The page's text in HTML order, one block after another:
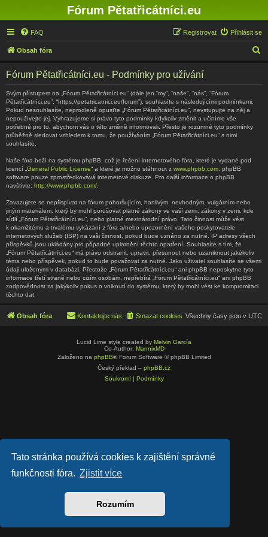
Tato stránka používá cookies k zajištění správné
funkčnosti fóra. Zjistit více
Rozumím
Fórum Pětatřicátníci.eu
FAQ Přihlásit se
Registrovat
Obsah fóra
Fórum Pětatřicátníci.eu - Podmínky pro užívání
Svým přístupem na „Fórum Pětatřicátníci.eu“ (dále jen “my”, “naše”, “nás”, “Fórum
Pětatřicátníci.eu”, “https://petatricatnici.eu/forum”), souhlasíte s následujícími podmínkami.
Pokud nesouhlasíte, neprodleně opusťte „Fórum Pětatřicátníci.eu“, nevstupujte na něj a
nepoužívejte jej. Vyhrazujeme si právo tyto podmínky kdykoliv změnit a učiníme vše
potřebné pro to, abychom vás o této změně informovali. Přesto je rozumné tyto podmínky
průběžně sledovat vzhledem k tomu, že používáním „Fórum Pětatřicátníci.eu“ s nimi
souhlasíte.
Naše fóra beží na systému phpBB, což je řešení internetového fóra, které je vydané pod
licencí „ General Public License“ a které je možno stáhnout z www.phpbb.com . phpBB
software pouze zprostředkovává internetové diskuze. Pro další informace o phpBB
navštivte: http://www.phpbb.com/
Zavazujete se nepřispívat na fórum pohoršujícím, hanlivým, nevhodným, vulgárním nebo
jiným materiálem, který by mohl porušovat platné zákony ve vaší zemi, zákony v zemi, kde
sídlí „Fórum Pětatřicátníci.eu“, nebo platné mezinárodní právo. Tato činnost může vést
k okamžitému a trvalému vykázání z fóra a/nebo upozornění vašeho poskytovatele
internetových služeb (ISP) na vaši činnost, pokud bude uznáno za nutné. IP adresy všech
příspěvků jsou ukládány pro případné uplatnění těchto opatření. Souhlasíte s tím, že
„Fórum Pětatřicátníci.eu“ má právo odstranit, upravit, přesunout nebo uzamknout jakékoliv
téma nebo příspěvek, pokud to bude považovat za nutné. Jako uživatel souhlasíte se všemi
údaji uloženými v databázi. Přestože „Fórum Pětatřicátníci.eu“ ani phpBB neposkytne tyto
informace třetí straně nebo cizím osobám, nepřebírá „Fórum Pětatřicátníci.eu“ ani phpBB
zodpovědnost za jakýkoliv pokus o vniknutí do systému, který by mohl vést ke kompromitaci
těchto dat.
Obsah fóra Všechny časy jsou v UTC
Smazat cookies
Kontaktujte nás
Lucid Lime style created by Melvin García
Co-Author: MannixMD
Založeno na phpBB® Forum Software © phpBB Limited
Český překlad – phpBB.cz
Soukromí| Podmínky